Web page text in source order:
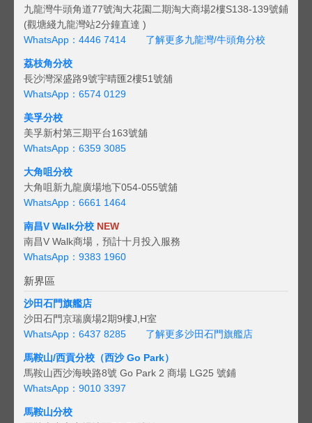
九龍灣牛頭角道77號淘大花園二期淘大商場2樓S138-139號鋪
(觀塘綫九龍灣站2分鐘直達 )
WhatsApp：4446 7414
了解更多九龍灣/牛頭角分校
荔枝角分校
長沙灣深盛路9號宇晴匯2樓51號舖
WhatsApp：6574 0129
美孚分校
美孚新村第三期平台163號舖
WhatsApp：6359 3085
大角咀分校
大角咀新九龍廣場地下054-055號舖
WhatsApp：6661 1464
南昌V Walk分校 NEW
南昌V Walk商場，預計十月投入服務
WhatsApp：9383 1960
新界區
沙田石門旗艦店
沙田石門京瑞廣場2期9樓J,H室
WhatsApp：6437 8285
了解更多沙田石門旗艦店
馬鞍山/西貢分校（西沙 Go Park）
馬鞍山西沙海映路8號 Go Park 2 商場 LG25 號鋪
WhatsApp：9010 3397
馬鞍山分校